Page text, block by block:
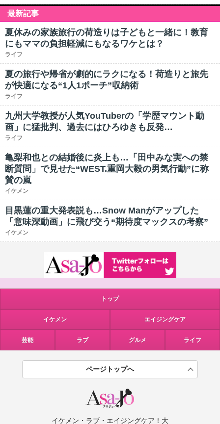
最新記事
夏休みの家族旅行の荷造りは子どもと一緒に！教育
にもママの負担軽減にもなるワケとは？
ライフ
夏の旅行や帰省が劇的にラクになる！荷造りと旅先
が快適になる“1人1ポーチ”収納術
ライフ
九州大学教授が人気YouTuberの「学歴マウント動
画」に猛批判、過去にはひろゆきも反発…
ライフ
亀梨和也との結婚後に炎上も…「田中みな実への禁
断質問」で見せた“WEST.重岡大毅の男気行動”に称
賛の嵐
イケメン
目黒蓮の重大発表説も…Snow Manがアップした
「意味深動画」に飛び交う“期待度マックスの考察”
イケメン
トップ
イケメン エイジングケア
芸能 ラブ グルメ ライフ
ページトップへ
イケメン・ラブ・エイジングケア！大